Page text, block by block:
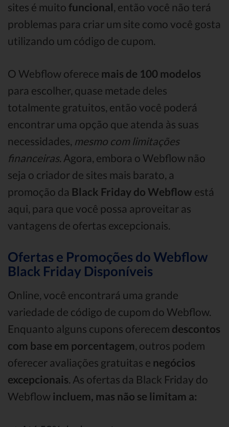
sites é muito funcional, então você não terá
problemas para criar um site como você gosta
utilizando um código de cupom.
O Webflow oferece mais de 100 modelos
para escolher, quase metade deles
totalmente gratuitos, então você poderá
encontrar uma opção que atenda às suas
necessidades, mesmo com limitações
financeiras. Agora, embora o Webflow não
seja o criador de sites mais barato, a
promoção da Black Friday do Webflow está
aqui, para que você possa aproveitar as
vantagens de ofertas excepcionais.
Ofertas e Promoções do Webflow
Black Friday Disponíveis
Online, você encontrará uma grande
variedade de código de cupom do Webflow.
Enquanto alguns cupons oferecem descontos
com base em porcentagem, outros podem
oferecer avaliações gratuitas e negócios
excepcionais. As ofertas da Black Friday do
Webflow incluem, mas não se limitam a: